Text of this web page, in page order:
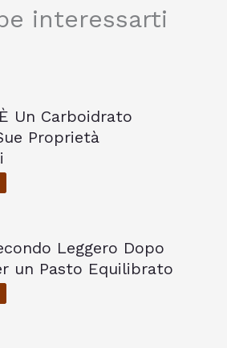
interessarti
Un Carboidrato
Proprietà
Leggero Dopo
un Pasto Equilibrato